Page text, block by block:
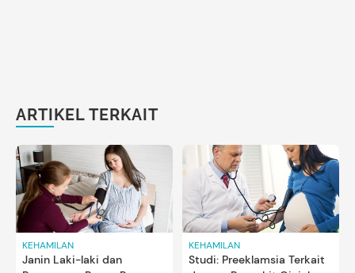
ARTIKEL TERKAIT
KEHAMILAN
Janin Laki-laki dan
KEHAMILAN
Studi: Preeklamsia Terkait